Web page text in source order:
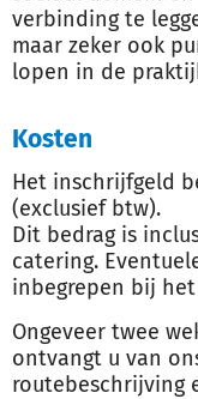
verbinding te
maar zeker ook
lopen in de
Kosten
Het inschrijfgeld
(exclusief btw).
Dit bedrag is
catering.
inbegrepen bij
Ongeveer twee
ontvangt u van
routebeschrijving